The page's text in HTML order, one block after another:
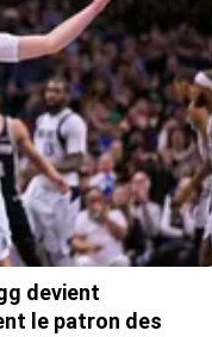
devient
le patron des